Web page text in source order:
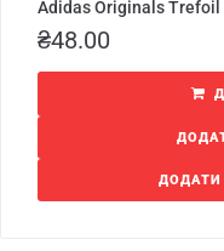
Adidas Originals Trefoil
₴48.00